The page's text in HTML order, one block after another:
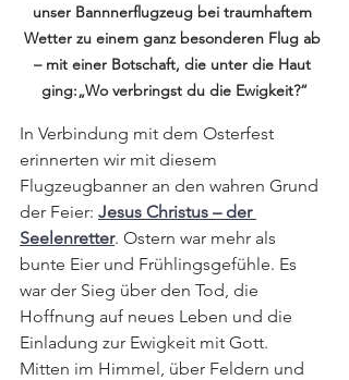
unser Bannnerflugzeug bei traumhaftem
Wetter zu einem ganz besonderen Flug ab
– mit einer Botschaft, die unter die Haut
ging:„Wo verbringst du die Ewigkeit?“
In Verbindung mit dem Osterfest
erinnerten wir mit diesem
Flugzeugbanner an den wahren Grund
der Feier: Jesus Christus – der
Seelenretter. Ostern war mehr als
bunte Eier und Frühlingsgefühle. Es
war der Sieg über den Tod, die
Hoffnung auf neues Leben und die
Einladung zur Ewigkeit mit Gott.
Mitten im Himmel, über Feldern und